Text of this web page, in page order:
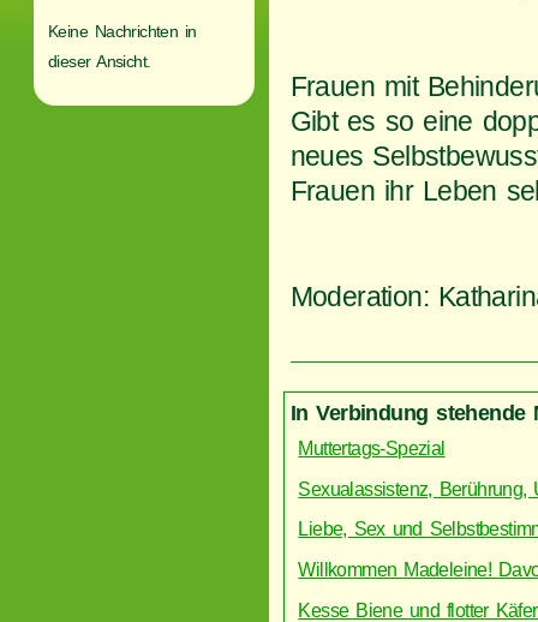
Keine Nachrichten in
dieser Ansicht.
Frauen mit
Gibt es so eine
neues
Frauen ihr Leben
Moderation:
In Verbindung stehende
Muttertags-Spezial
Sexualassistenz,
Liebe, Sex und
Willkommen Madeleine!
Kesse Biene und flotter